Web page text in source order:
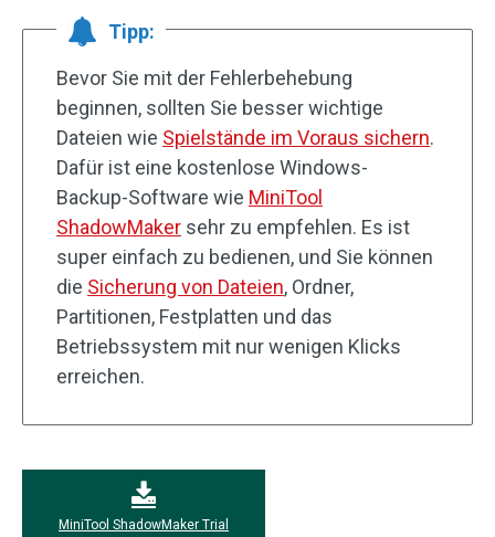
Tipp:
Bevor Sie mit der Fehlerbehebung
beginnen, sollten Sie besser wichtige
Dateien wie Spielstände im Voraus sichern.
Dafür ist eine kostenlose Windows-
Backup-Software wie MiniTool
ShadowMaker sehr zu empfehlen. Es ist
super einfach zu bedienen, und Sie können
die Sicherung von Dateien, Ordner,
Partitionen, Festplatten und das
Betriebssystem mit nur wenigen Klicks
erreichen.
MiniTool ShadowMaker Trial